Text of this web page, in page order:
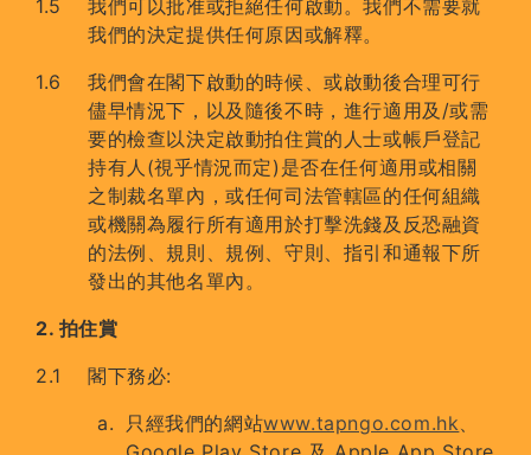
我們可以批准或拒絕任何啟動。我們不需要就
我們的決定提供任何原因或解釋。
我們會在閣下啟動的時候、或啟動後合理可行
儘早情況下，以及隨後不時，進行適用及/或需
要的檢查以決定啟動拍住賞的人士或帳戶登記
持有人(視乎情況而定)是否在任何適用或相關
之制裁名單內，或任何司法管轄區的任何組織
或機關為履行所有適用於打擊洗錢及反恐融資
的法例、規則、規例、守則、指引和通報下所
發出的其他名單內。
2. 拍住賞
閣下務必:
只經我們的網站www.tapngo.com.hk、